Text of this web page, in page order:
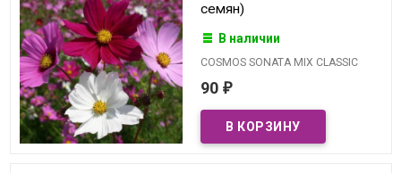
семян)
В наличии
COSMOS SONATA MIX CLASSIC
90 ₽